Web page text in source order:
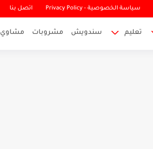
سياسة الخصوصية - Privacy Policy اتصل بنا
تعليم سندويش مشروبات مشاوي